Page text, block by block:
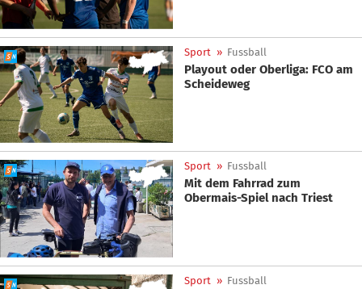
Sport » Fussball
Playout oder Oberliga: FCO am
Scheideweg
Sport » Fussball
Mit dem Fahrrad zum
Obermais-Spiel nach Triest
Sport » Fussball